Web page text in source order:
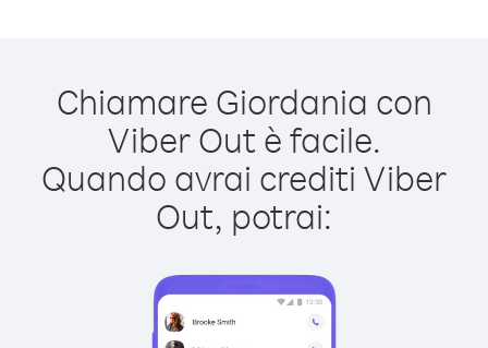
Chiamare Giordania con
Viber Out è facile.
Quando avrai crediti Viber
Out, potrai: